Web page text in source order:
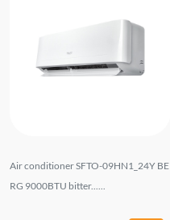
Air conditioner SFTO-09HN1_24Y BE
RG 9000BTU bitter......